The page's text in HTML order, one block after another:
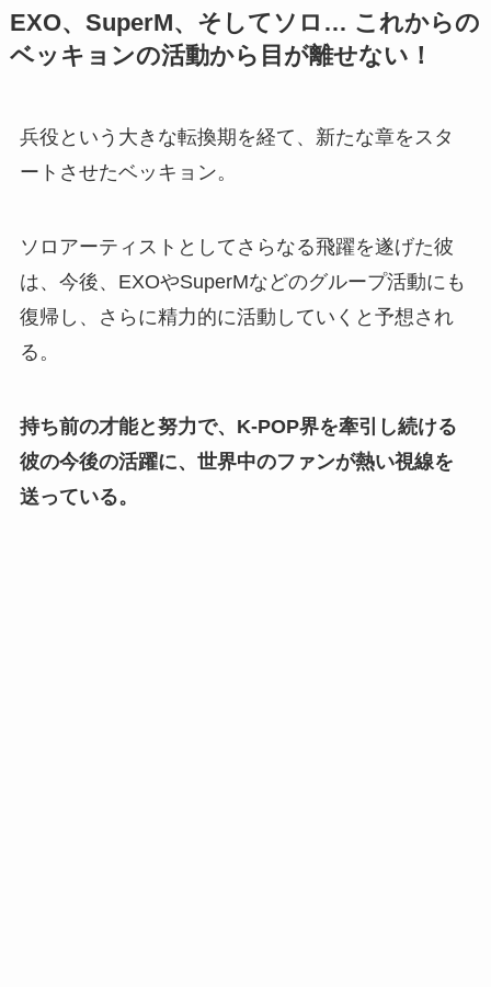
EXO、SuperM、そしてソロ… これからの
ベッキョンの活動から目が離せない！
兵役という大きな転換期を経て、新たな章をスタ
ートさせたベッキョン。
ソロアーティストとしてさらなる飛躍を遂げた彼
は、今後、EXOやSuperMなどのグループ活動にも
復帰し、さらに精力的に活動していくと予想され
る。
持ち前の才能と努力で、K-POP界を牽引し続ける
彼の今後の活躍に、世界中のファンが熱い視線を
送っている。